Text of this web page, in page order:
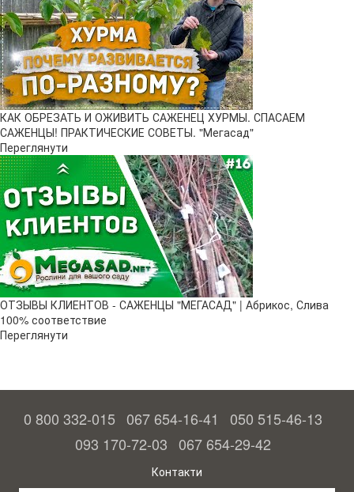
КАК ОБРЕЗАТЬ И ОЖИВИТЬ САЖЕНЕЦ ХУРМЫ. СПАСАЕМ
САЖЕНЦЫ! ПРАКТИЧЕСКИЕ СОВЕТЫ. "Мегасад"
Переглянути
ОТЗЫВЫ КЛИЕНТОВ - САЖЕНЦЫ "МЕГАСАД" | Абрикос, Слива
100% соответствие
Переглянути
0 800 332-015 067 654-16-41
050 515-46-13
093 170-72-03 067 654-29-42
Контакти